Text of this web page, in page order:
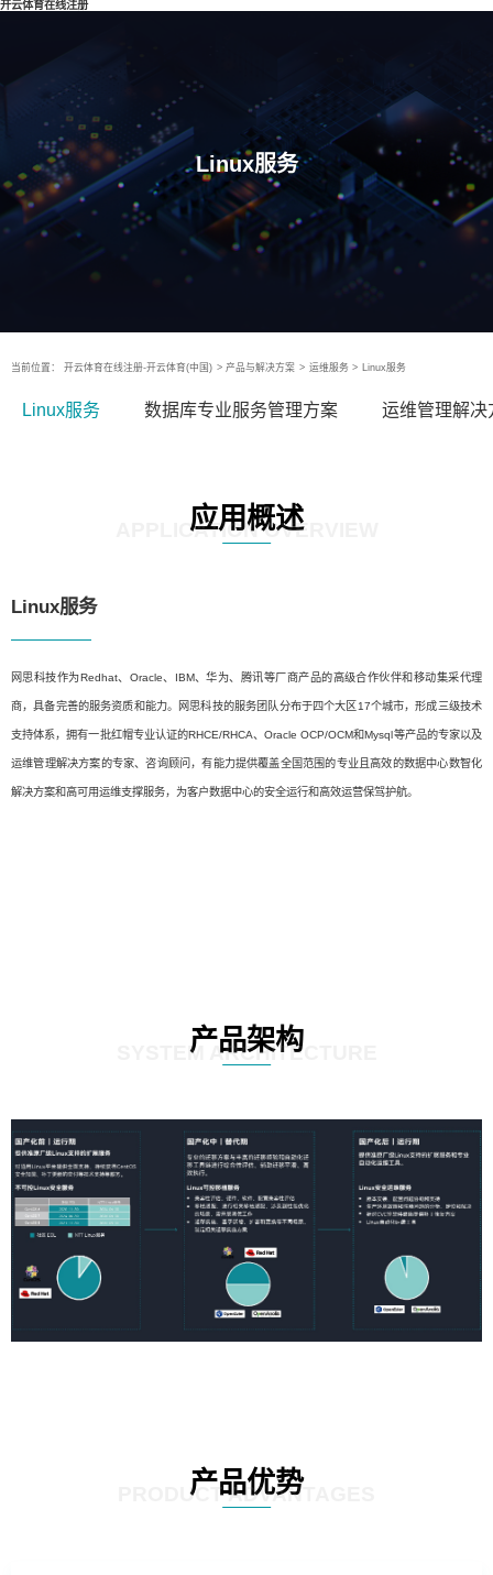
开云体育在线注册
Linux服务
当前位置： 开云体育在线注册-开云体育(中国) > 产品与解决方案 > 运维服务 > Linux服务
Linux服务 数据库专业服务管理方案 运维管理解决
应用概述
APPLICATION OVERVIEW
Linux服务
网思科技作为Redhat、Oracle、IBM、华为、腾讯等厂商产品的高级合作伙伴和移动集采代理
商，具备完善的服务资质和能力。网思科技的服务团队分布于四个大区17个城市，形成三级技术
支持体系，拥有一批红帽专业认证的RHCE/RHCA、Oracle OCP/OCM和Mysql等产品的专家以及
运维管理解决方案的专家、咨询顾问，有能力提供覆盖全国范围的专业且高效的数据中心数智化
解决方案和高可用运维支撑服务，为客户数据中心的安全运行和高效运营保驾护航。
产品架构
SYSTEM ARCHITECTURE
产品优势
PRODUCT ADVANTAGES